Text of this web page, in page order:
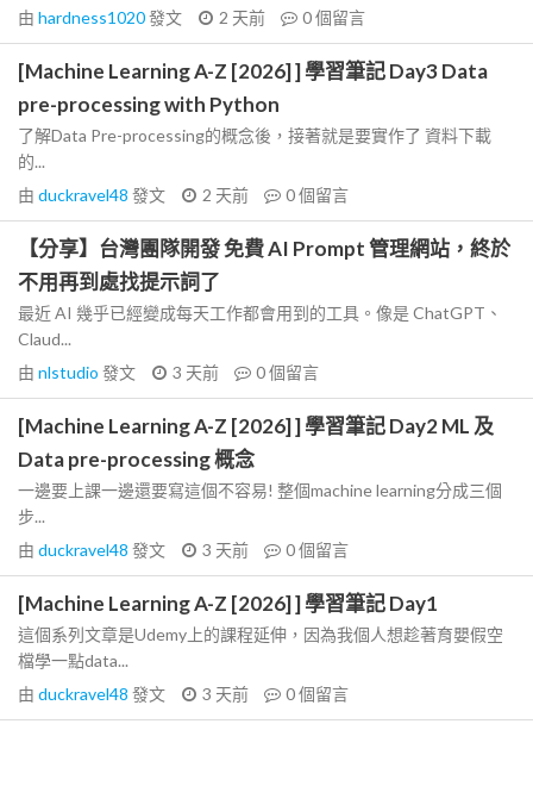
由 hardness1020發文 2 天前 0個留言
[Machine Learning A-Z [2026] ] 學習筆記 Day3 Data
pre-processing with Python
了解Data Pre-processing的概念後，接著就是要實作了 資料下載
的...
由 duckravel48 發文 2 天前 0個留言
【分享】台灣團隊開發 免費 AI Prompt 管理網站，終於
不用再到處找提示詞了
最近 AI 幾乎已經變成每天工作都會用到的工具。像是 ChatGPT、
Claud...
由 nlstudio 發文 3 天前 0個留言
[Machine Learning A-Z [2026] ] 學習筆記 Day2 ML 及
Data pre-processing 概念
一邊要上課一邊還要寫這個不容易! 整個machine learning分成三個
步...
由 duckravel48 發文 3 天前 0個留言
[Machine Learning A-Z [2026] ] 學習筆記 Day1
這個系列文章是Udemy上的課程延伸，因為我個人想趁著育嬰假空
檔學一點data...
由 duckravel48 發文 3 天前 0個留言